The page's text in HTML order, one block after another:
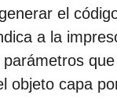
el
a la
objeto capa